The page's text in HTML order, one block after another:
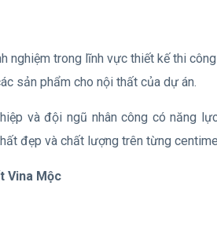
nghiệm trong lĩnh vực thiết kế thi
sản phẩm cho nội thất của dự án.
và đội ngũ nhân công có năng
đẹp và chất lượng trên từng
Vina Mộc